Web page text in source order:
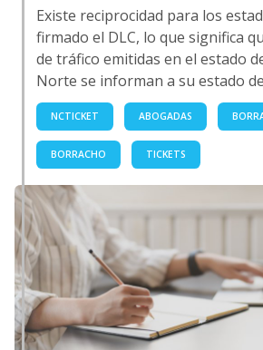
Existe reciprocidad para los
firmado el DLC, lo que significa
de tráfico emitidas en el estado
Norte se informan a su estado
NCTICKET ABOGADAS
BORRACHO TICKETS